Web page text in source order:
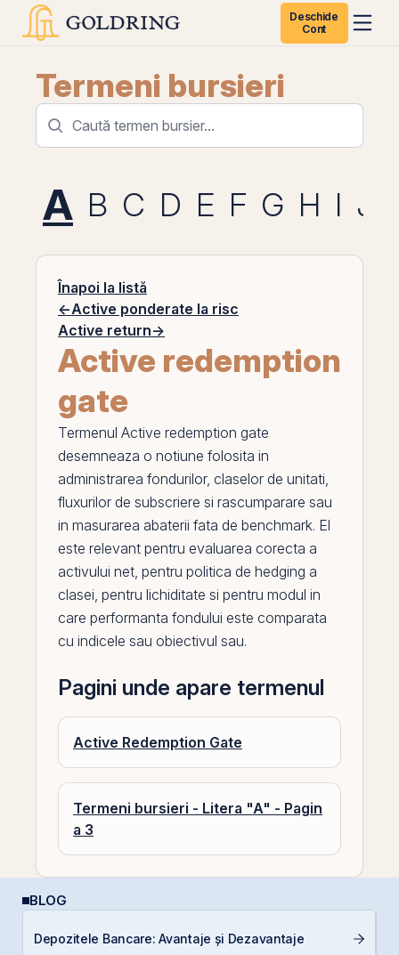
Deschide
Cont
Termeni bursieri
A B C D E F G H I J
Înapoi la listă
←Active ponderate la risc
Active return→
Active redemption
gate
Termenul Active redemption gate
desemneaza o notiune folosita in
administrarea fondurilor, claselor de unitati,
fluxurilor de subscriere si rascumparare sau
in masurarea abaterii fata de benchmark. El
este relevant pentru evaluarea corecta a
activului net, pentru politica de hedging a
clasei, pentru lichiditate si pentru modul in
care performanta fondului este comparata
cu indicele sau obiectivul sau.
Pagini unde apare termenul
Active Redemption Gate
Termeni bursieri - Litera "A" - Pagin
a 3
BLOG
Depozitele Bancare: Avantaje și Dezavantaje